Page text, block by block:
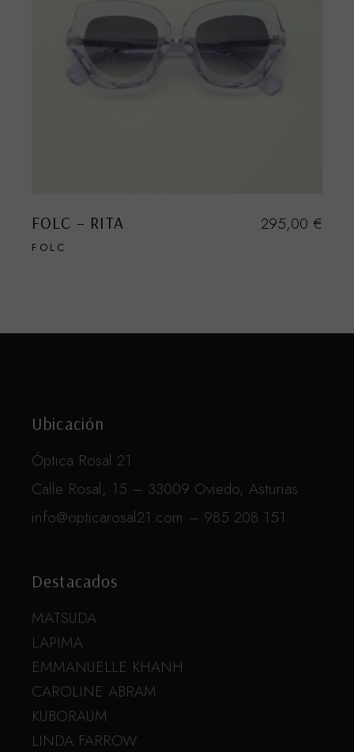
FOLC – RITA
FOLC
295,00 €
Ubicación
Óptica Rosal 21
Calle Rosal, 15 – 33009 Oviedo, Asturias
info@opticarosal21.com – 985 208 151
Destacados
MATSUDA
LAPIMA
EMMANUELLE KHANH
CAROLINE ABRAM
KUBORAUM
LINDA FARROW